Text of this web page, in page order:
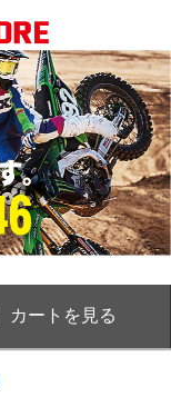
カートを見る